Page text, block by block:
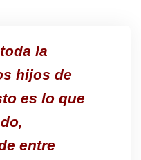
la
hijos de
es lo que
entre